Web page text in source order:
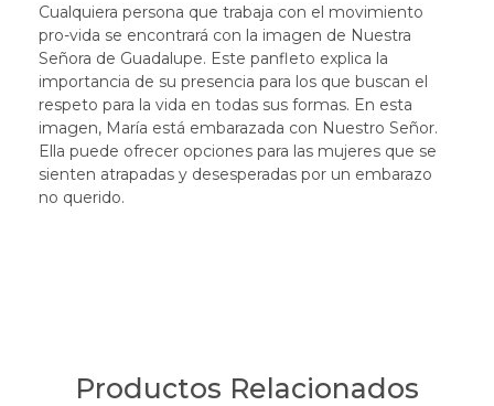
Cualquiera persona que trabaja con el movimiento
pro-vida se encontrará con la imagen de Nuestra
Señora de Guadalupe. Este panfleto explica la
importancia de su presencia para los que buscan el
respeto para la vida en todas sus formas. En esta
imagen, María está embarazada con Nuestro Señor.
Ella puede ofrecer opciones para las mujeres que se
sienten atrapadas y desesperadas por un embarazo
no querido.
Productos Relacionados